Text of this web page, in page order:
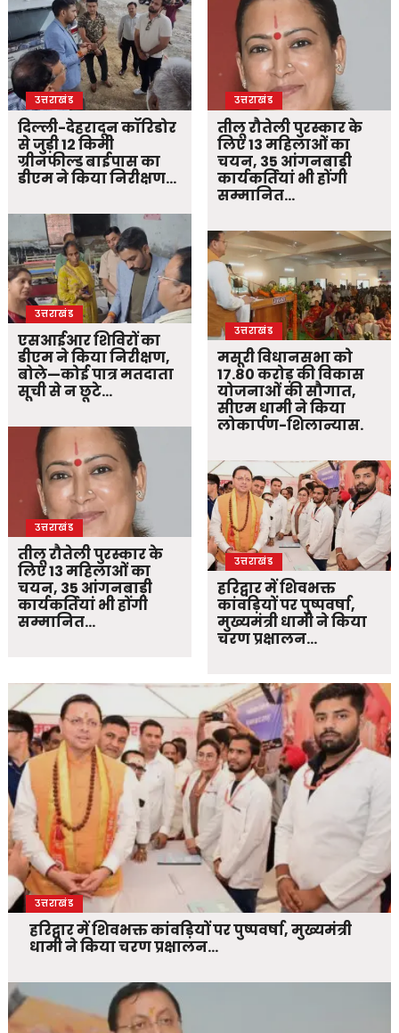
उत्तराखंड
दिल्ली-देहरादून कॉरिडोर
से जुड़ी 12 किमी
ग्रीनफील्ड बाईपास का
डीएम ने किया निरीक्षण…
उत्तराखंड
एसआईआर शिविरों का
डीएम ने किया निरीक्षण,
बोले—कोई पात्र मतदाता
सूची से न छूटे…
उत्तराखंड
तीलू रौतेली पुरस्कार के
लिए 13 महिलाओं का
चयन, 35 आंगनबाड़ी
कार्यकर्तियां भी होंगी
सम्मानित…
उत्तराखंड
तीलू रौतेली पुरस्कार के
लिए 13 महिलाओं का
चयन, 35 आंगनबाड़ी
कार्यकर्तियां भी होंगी
सम्मानित…
उत्तराखंड
मसूरी विधानसभा को
17.80 करोड़ की विकास
योजनाओं की सौगात,
सीएम धामी ने किया
लोकार्पण-शिलान्यास.
उत्तराखंड
हरिद्वार में शिवभक्त
कांवड़ियों पर पुष्पवर्षा,
मुख्यमंत्री धामी ने किया
चरण प्रक्षालन…
उत्तराखंड
हरिद्वार में शिवभक्त कांवड़ियों पर पुष्पवर्षा, मुख्यमंत्री
धामी ने किया चरण प्रक्षालन…